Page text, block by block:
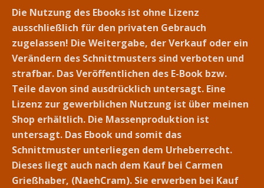
Die Nutzung des Ebooks ist ohne Lizenz
ausschließlich für den privaten Gebrauch
zugelassen! Die Weitergabe, der Verkauf oder ein
Verändern des Schnittmusters sind verboten und
strafbar. Das Veröffentlichen des E-Book bzw.
Teile davon sind ausdrücklich untersagt. Eine
Lizenz zur gewerblichen Nutzung ist über meinen
Shop erhältlich. Die Massenproduktion ist
untersagt. Das Ebook und somit das
Schnittmuster unterliegen dem Urheberrecht.
Dieses liegt auch nach dem Kauf bei Carmen
Grießhaber, (NaehCram). Sie erwerben bei Kauf